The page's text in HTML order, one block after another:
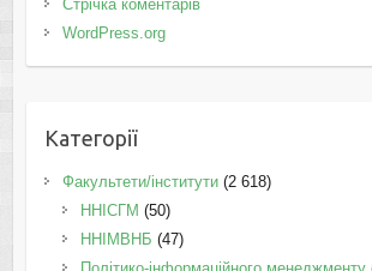
Стрічка коментарів
WordPress.org
Категорії
Факультети/інститути(2 618)
ННІСГМ (50)
ННІМВНБ (47)